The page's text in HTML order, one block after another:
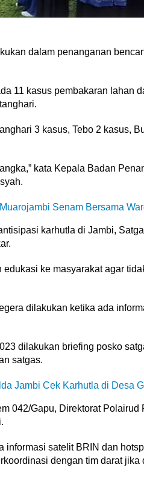
dalam penanganan
11 kasus pembakaran lahan
3 kasus, Tebo 2 kasus,
kata Kepala Badan
Senam Bersama
karhutla di Jambi,
ke masyarakat agar
dilakukan ketika ada
dilakukan briefing posko
satgas.
Jambi Cek Karhutla di Desa
042/Gapu, Direktorat Polairud
informasi satelit BRIN dan
dengan tim darat jika